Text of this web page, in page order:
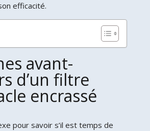
efficacité.
avant-
d’un filtre
encrassé
pour savoir s’il est temps de